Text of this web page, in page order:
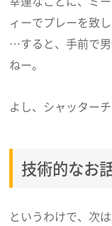
ィーでプレーを致し
…すると、手前で男
ねー。
よし、シャッター
技術的なお
というわけで、次